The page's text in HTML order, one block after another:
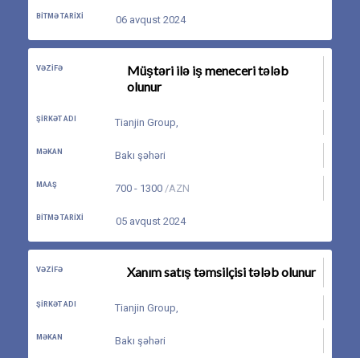
BITMƏ TARIXI 06 avqust 2024
VƏZIFƏ
Müştəri ilə iş meneceri tələb
olunur
ŞIRKƏT ADI Tianjin Group,
MƏKAN Bakı şəhəri
MAAŞ 700 - 1300/AZN
BITMƏ TARIXI 05 avqust 2024
VƏZIFƏ Xanım satış təmsilçisi tələb olunur
ŞIRKƏT ADI Tianjin Group,
MƏKAN Bakı şəhəri